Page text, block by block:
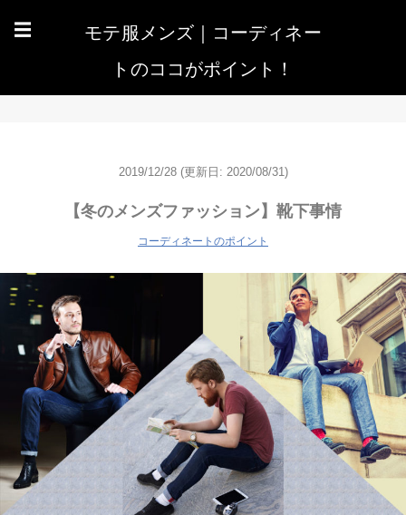
☰
モテ服メンズ｜コーディネー
トのココがポイント！
2019/12/28 (更新日: 2020/08/31)
【冬のメンズファッション】靴下事情
コーディネートのポイント